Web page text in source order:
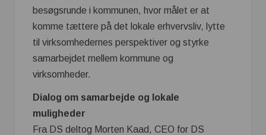
besøgsrunde i kommunen, hvor målet er at
komme tættere på det lokale erhvervsliv, lytte
til virksomhedernes perspektiver og styrke
samarbejdet mellem kommune og
virksomheder.
Dialog om samarbejde og lokale
muligheder
Fra DS deltog Morten Kaad, CEO for DS